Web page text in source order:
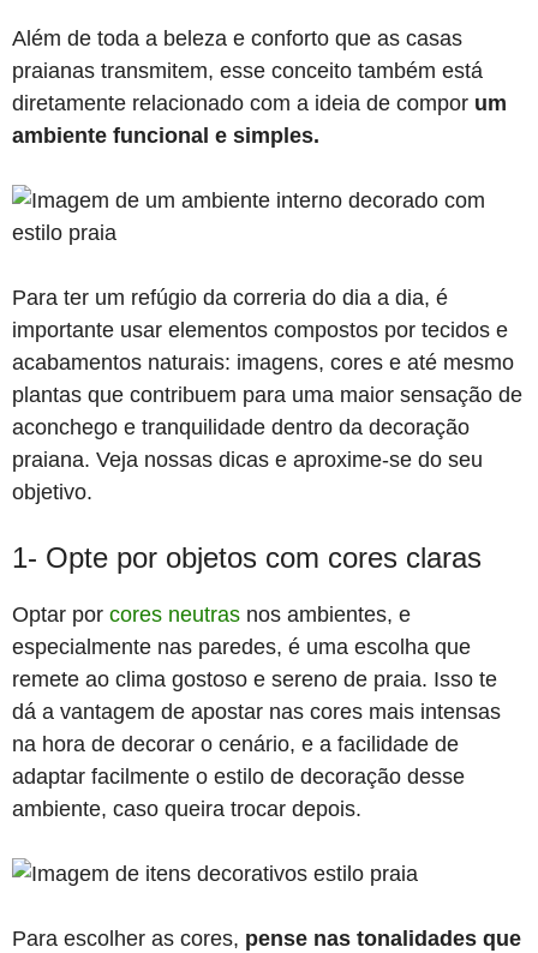
Além de toda a beleza e conforto que as casas
praianas transmitem, esse conceito também está
diretamente relacionado com a ideia de compor um
ambiente funcional e simples.
Para ter um refúgio da correria do dia a dia, é
importante usar elementos compostos por tecidos e
acabamentos naturais: imagens, cores e até mesmo
plantas que contribuem para uma maior sensação de
aconchego e tranquilidade dentro da decoração
praiana. Veja nossas dicas e aproxime-se do seu
objetivo.
1- Opte por objetos com cores claras
Optar por cores neutras nos ambientes, e
especialmente nas paredes, é uma escolha que
remete ao clima gostoso e sereno de praia. Isso te
dá a vantagem de apostar nas cores mais intensas
na hora de decorar o cenário, e a facilidade de
adaptar facilmente o estilo de decoração desse
ambiente, caso queira trocar depois.
Para escolher as cores, pense nas tonalidades que